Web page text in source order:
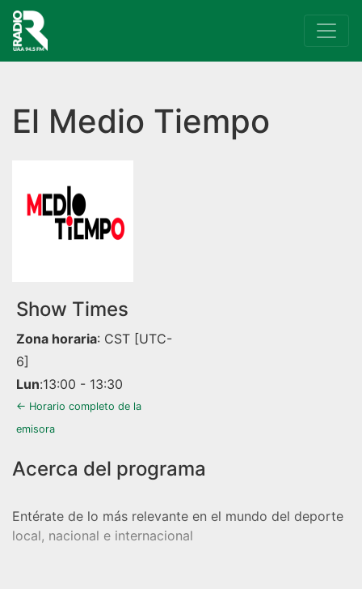
Navegación principal
El Medio Tiempo
Show Times
Zona horaria: CST [UTC-
6]
Lun:13:00 - 13:30
← Horario completo de la
emisora
Entérate de lo más relevante en el mundo del deporte
local, nacional e internacional